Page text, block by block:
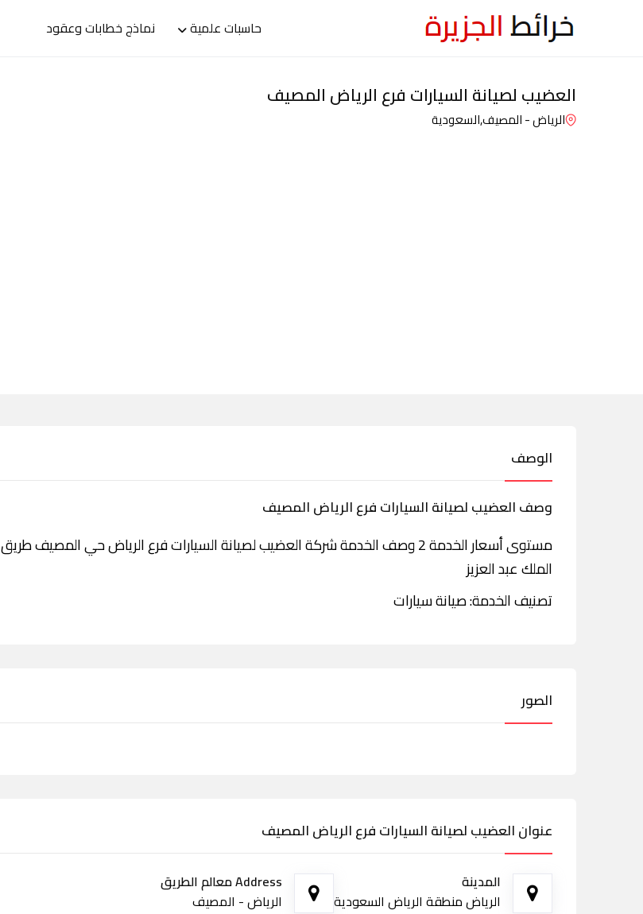
حاسبات علمية نماذج خطابات وعقود
العضيب لصيانة السيارات فرع الرياض المصيف
الرياض - المصيف,السعودية
الوصف
وصف العضيب لصيانة السيارات فرع الرياض المصيف
مستوى أسعار الخدمة 2 وصف الخدمة شركة العضيب لصيانة السيارات فرع الرياض حي المصيف طريق
الملك عبد العزيز
تصنيف الخدمة: صيانة سيارات
الصور
عنوان العضيب لصيانة السيارات فرع الرياض المصيف
المدينة
الرياض منطقة الرياض السعودية
Address معالم الطريق
الرياض - المصيف